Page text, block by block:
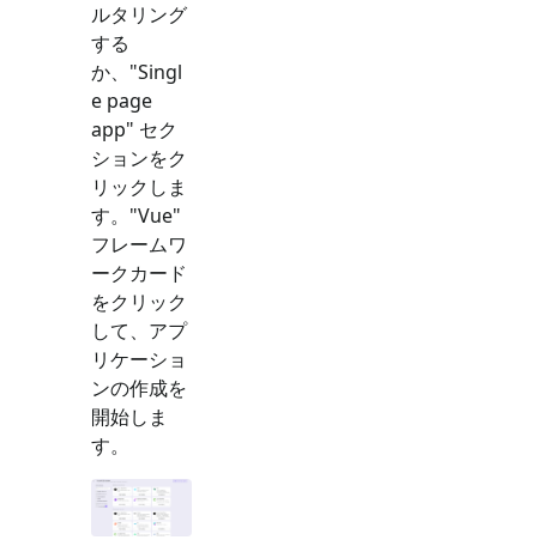
ルタリング
する
か、"Singl
e page
app" セク
ションをク
リックしま
す。"Vue"
フレームワ
ークカード
をクリック
して、アプ
リケーショ
ンの作成を
開始しま
す。